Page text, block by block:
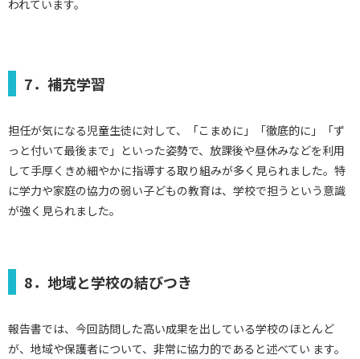
われています。
7．補充学習
担任が気になる児童生徒に対して、「こまめに」「徹底的に」「ず
っと付いて最後まで」といった姿勢で、放課後や昼休みなどを利用
して手厚くきめ細やかに指導する取り組みが多く見られました。特
に学力や家庭の協力の弱い子どもの教育は、学校で担うという意識
が強く見られました。
8．地域と学校の結びつき
報告書では、今回訪問した高い成果を出している学校のほとんど
が、地域や保護者について、非常に協力的であると述べてい ます。